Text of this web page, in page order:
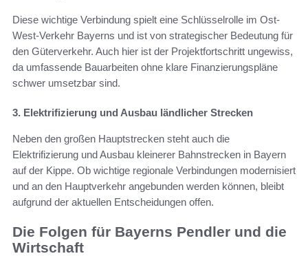
Diese wichtige Verbindung spielt eine Schlüsselrolle im Ost-
West-Verkehr Bayerns und ist von strategischer Bedeutung für
den Güterverkehr. Auch hier ist der Projektfortschritt ungewiss,
da umfassende Bauarbeiten ohne klare Finanzierungspläne
schwer umsetzbar sind.
3. Elektrifizierung und Ausbau ländlicher Strecken
Neben den großen Hauptstrecken steht auch die
Elektrifizierung und Ausbau kleinerer Bahnstrecken in Bayern
auf der Kippe. Ob wichtige regionale Verbindungen modernisiert
und an den Hauptverkehr angebunden werden können, bleibt
aufgrund der aktuellen Entscheidungen offen.
Die Folgen für Bayerns Pendler und die
Wirtschaft